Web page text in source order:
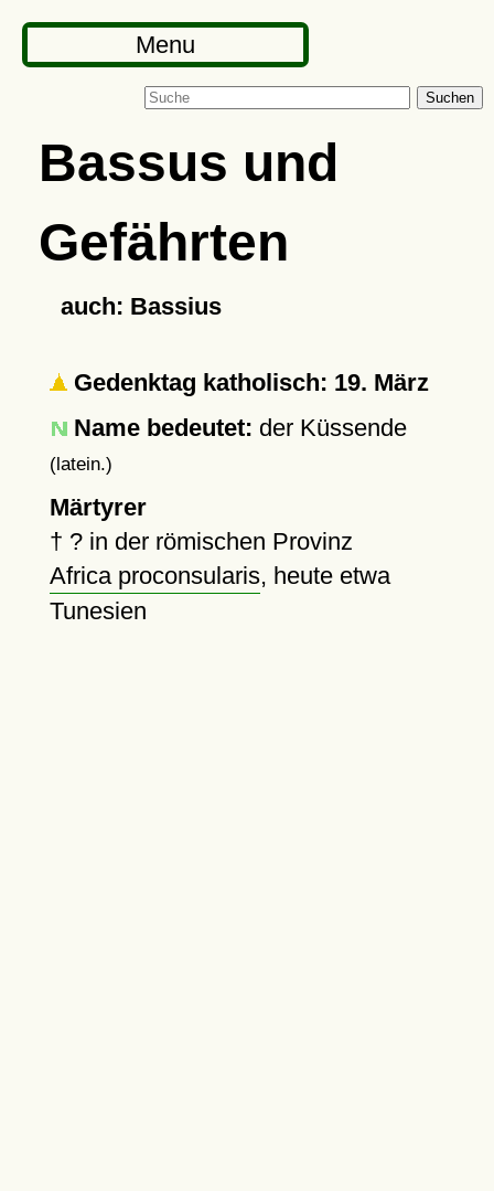
Menu
Suchen
Bassus und
Gefährten
auch: Bassius
Gedenktag katholisch: 19. März
Name bedeutet: der Küssende
(latein.)
Märtyrer
† ?in der römischen Provinz
Africa proconsularis, heute etwa
Tunesien